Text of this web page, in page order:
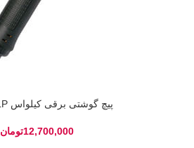
پیچ گوشتی برقی کیلواس SK3280LP
تومان